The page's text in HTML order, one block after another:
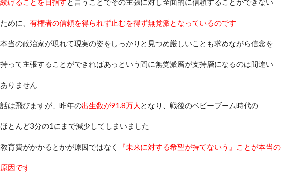
続けることを目指すと言うことでその主張に対し全面的に信頼することができない
ために、 有権者の信頼を得られず止むを得ず無党派となっているのです
本当の政治家が現れて現実の姿をしっかりと見つめ厳しいことも求めながら信念を
持って主張することができればあっという間に無党派層が支持層になるのは間違い
ありません
話は飛びますが、昨年の出生数が91.8万人 となり、戦後のベビーブーム時代の
ほとんど3分の1にまで減少してしまいました
教育費がかかるとかが原因ではなく 『未来に対する希望が持てないう』ことが本当の
原因です